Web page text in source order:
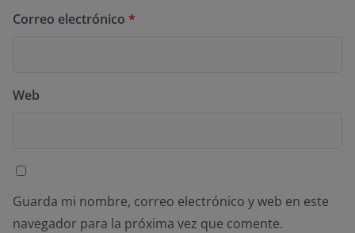
Correo electrónico *
Web
Guarda mi nombre, correo electrónico y web en este
navegador para la próxima vez que comente.